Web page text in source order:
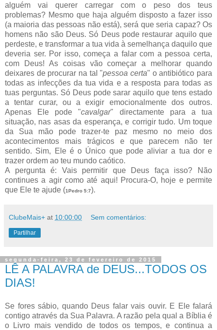
alguém vai querer carregar com o peso dos teus
problemas? Mesmo que haja alguém disposto a fazer isso
(a maioria das pessoas não está), será que seria capaz? Os
homens não são Deus. Só Deus pode restaurar aquilo que
perdeste, e transformar a tua vida à semelhança daquilo que
deveria ser. Por isso, começa a falar com a pessoa certa,
com Deus! As coisas vão começar a melhorar quando
deixares de procurar na tal "pessoa certa" o antibiótico para
todas as infecções da tua vida e a resposta para todas as
tuas perguntas. Só Deus pode sarar aquilo que tens estado
a tentar curar, ou a exigir emocionalmente dos outros.
Apenas Ele pode "cavalgar" directamente para a tua
situação, nas asas da esperança, e corrigir tudo. Um toque
da Sua mão pode trazer-te paz mesmo no meio dos
acontecimentos mais trágicos e que parecem não ter
sentido. Sim, Ele é o Único que pode aliviar a tua dor e
trazer ordem ao teu mundo caótico.
A pergunta é: Vais permitir que Deus faça isso? Não
continues a agir como até aqui! Procura-O, hoje e permite
que Ele te ajude (1Pedro 5:7).
ClubeMais+ at 10:00:00 Sem comentários:
Partilhar
segunda-feira, 23 de fevereiro de 2015
LÊ A PALAVRA de DEUS...TODOS OS
DIAS!
Se fores sábio, quando Deus falar vais ouvir. E Ele falará
contigo através da Sua Palavra. A razão pela qual a Bíblia é
o Livro mais vendido de todos os tempos, e continua a